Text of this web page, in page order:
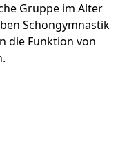
Gruppe im Alter
Schongymnastik
die Funktion von
werden.